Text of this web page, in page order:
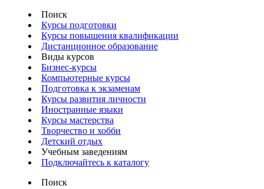
Поиск
Курсы подготовки
Курсы повышения квалификации
Дистанционное образование
Виды курсов
Бизнес-курсы
Компьютерные курсы
Подготовка к экзаменам
Курсы развития личности
Иностранные языки
Курсы мастерства
Творчество и хобби
Детский отдых
Учебным заведениям
Подключайтесь к каталогу
Поиск